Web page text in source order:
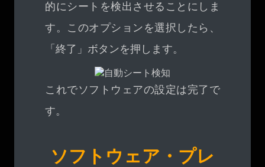
的にシートを検出させることにしま
す。このオプションを選択したら、
「終了」ボタンを押します。
これでソフトウェアの設定は完了で
す。
ソフトウェア・プレ